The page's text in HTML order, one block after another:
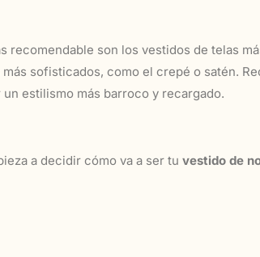
recomendable son los vestidos de telas
sofisticados, como el crepé o satén.
estilismo más barroco y recargado.
a decidir cómo va a ser tu vestido de